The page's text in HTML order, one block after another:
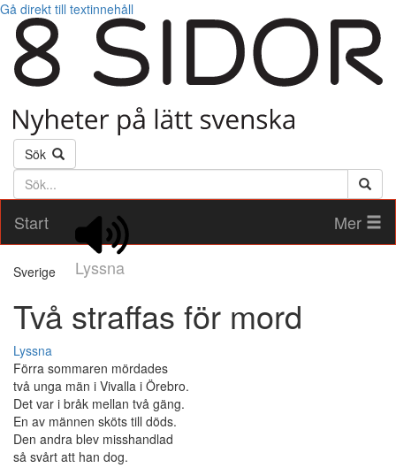
Gå direkt till textinnehåll
Sök
Söktext
Start
Lyssna
Mer
Sverige
Två straffas för mord
Lyssna
Förra sommaren mördades
två unga män i Vivalla i Örebro.
Det var i bråk mellan två gäng.
En av männen sköts till döds.
Den andra blev misshandlad
så svårt att han dog.